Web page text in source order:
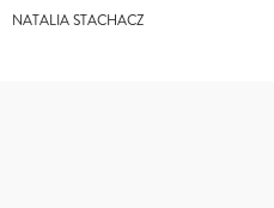
NATALIA STACHACZ